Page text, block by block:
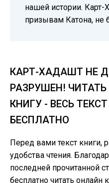
нашей истории. Карт-
призывам Катона, не
КАРТ-ХАДАШТ НЕ
РАЗРУШЕН!
КНИГУ - ВЕСЬ
БЕСПЛАТНО
Перед вами текст книги,
удобства чтения.
последней прочитанной
бесплатно читать онлайн